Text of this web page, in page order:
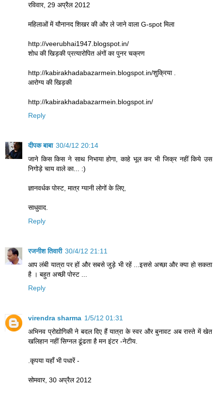
रविवार, 29 अप्रैल 2012
महिलाओं में यौनानद शिखर की और ले जाने वाला G-spot मिला
http://veerubhai1947.blogspot.in/
शोध की खिड़की प्रत्यारोपित अंगों का पुनर चक्रण
http://kabirakhadabazarmein.blogspot.in/शुक्रिया .
आरोग्य की खिड़की
http://kabirakhadabazarmein.blogspot.in/
Reply
दीपक बाबा 30/4/12 20:14
जाने किस किस ने साथ निभाया होगा, काहे भूल कर भी जिक्र नहीं किये उस
निगोड़े चाय वाले का... :)
ज्ञानवर्धक पोस्ट, मात्र ग्यानी लोगों के लिए,
साधुवाद.
Reply
रजनीश तिवारी 30/4/12 21:11
आप लंबी यात्रा पर हों और सबसे जुड़े भी रहें ...इससे अच्छा और क्या हो सकता
है । बहुत अच्छी पोस्ट ...
Reply
virendra sharma 1/5/12 01:31
अभिनव प्रोद्योगिकी ने बदल दिए हैं यात्रा के स्वर और बुनावट अब रास्ते में खेत
खलिहान नहीं सिग्नल ढूंढता है मन इंटर -नेटीय.
.कृपया यहाँ भी पधारें -
सोमवार, 30 अप्रैल 2012